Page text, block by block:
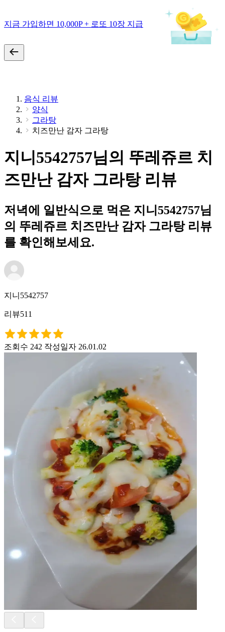
지금 가입하면 10,000P + 로또 10장 지급
음식 리뷰
양식
그라탕
치즈만난 감자 그라탕
지니5542757님의 뚜레쥬르 치
즈만난 감자 그라탕 리뷰
저녁에 일반식으로 먹은 지니5542757님
의 뚜레쥬르 치즈만난 감자 그라탕 리뷰
를 확인해보세요.
지니5542757
리뷰511
조회수 242 작성일자 26.01.02